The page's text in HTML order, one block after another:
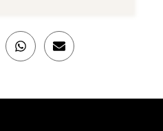
Compartir
en
Compartir
en